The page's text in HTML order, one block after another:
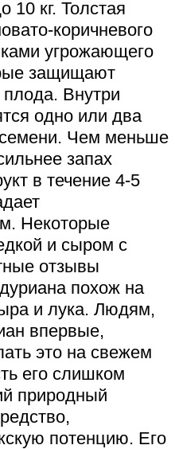
10 кг. Толстая
коричневого
угрожающего
защищают
Внутри
одно или два
Чем меньше
запах
в течение 4-5
Некоторые
и сыром с
отзывы
похож на
и лука. Людям,
впервые,
это на свежем
его слишком
природный
потенцию. Его